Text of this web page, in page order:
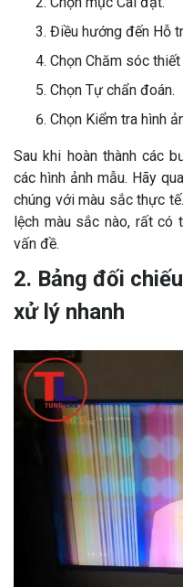
Điều hướng đến Hỗ
Chọn Chăm sóc thiết
Chọn Tự chẩn đoán.
Chọn Kiểm tra hình
Sau khi hoàn thành các
các hình ảnh mẫu. Hãy
chúng với màu sắc thực
lệch màu sắc nào, rất có
vấn đề.
2. Bảng đối
xử lý nhanh